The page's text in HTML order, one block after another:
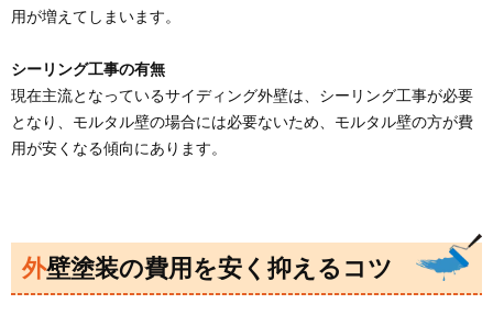
用が増えてしまいます。
シーリング工事の有無
現在主流となっているサイディング外壁は、シーリング工事が必要
となり、モルタル壁の場合には必要ないため、モルタル壁の方が費
用が安くなる傾向にあります。
外壁塗装の費用を安く抑えるコツ